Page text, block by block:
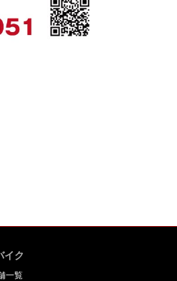
イク
一覧